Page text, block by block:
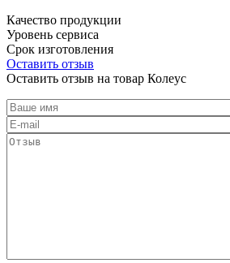
Качество продукции
Уровень сервиса
Срок изготовления
Оставить отзыв
Оставить отзыв на товар Колеус